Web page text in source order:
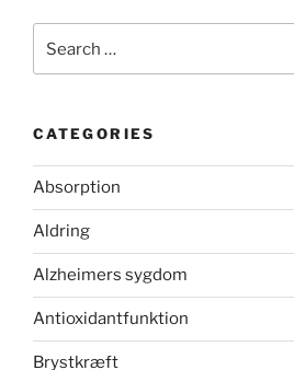
for:
CATEGORIES
Absorption
Aldring
Alzheimers sygdom
Antioxidantfunktion
Brystkræft